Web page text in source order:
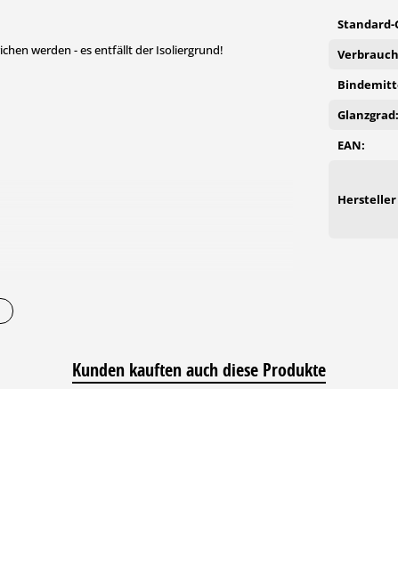
werden - es entfällt der Isoliergrund!
Standard-
Glanzgrad:
EAN:
Hersteller
Kunden kauften auch diese Produkte